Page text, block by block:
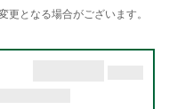
となる場合がございます。